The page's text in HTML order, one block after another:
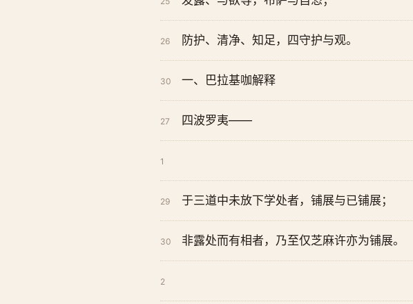
26 防护、清净、知足，四守护与观。
30 一、巴拉基咖解释
27 四波罗夷——
1
29 于三道中未放下学处者，铺展与已铺展；
30 非露处而有相者，乃至仅芝麻许亦为铺展。
2